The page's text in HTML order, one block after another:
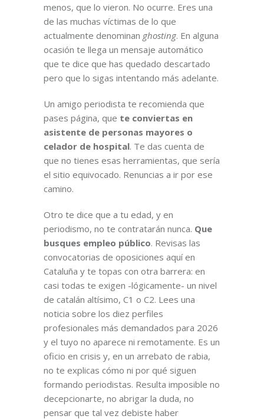
menos, que lo vieron. No ocurre. Eres una
de las muchas víctimas de lo que
actualmente denominan ghosting. En alguna
ocasión te llega un mensaje automático
que te dice que has quedado descartado
pero que lo sigas intentando más adelante.
Un amigo periodista te recomienda que
pases página, que te conviertas en
asistente de personas mayores o
celador de hospital. Te das cuenta de
que no tienes esas herramientas, que sería
el sitio equivocado. Renuncias a ir por ese
camino.
Otro te dice que a tu edad, y en
periodismo, no te contratarán nunca. Que
busques empleo público. Revisas las
convocatorias de oposiciones aquí en
Cataluña y te topas con otra barrera: en
casi todas te exigen -lógicamente- un nivel
de catalán altísimo, C1 o C2. Lees una
noticia sobre los diez perfiles
profesionales más demandados para 2026
y el tuyo no aparece ni remotamente. Es un
oficio en crisis y, en un arrebato de rabia,
no te explicas cómo ni por qué siguen
formando periodistas. Resulta imposible no
decepcionarte, no abrigar la duda, no
pensar que tal vez debiste haber